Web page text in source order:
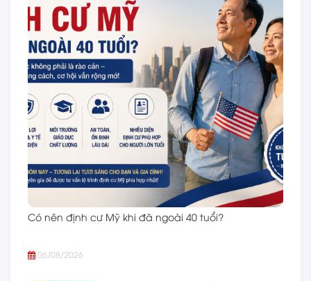
Có nên định cư Mỹ khi đã ngoài 40 tuổi?
06/08/2026